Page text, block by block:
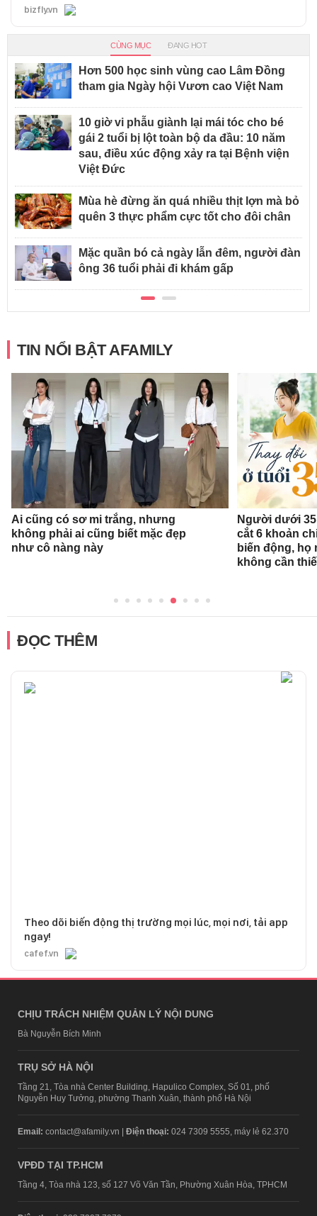
bizfly.vn
CÙNG MỤC ĐANG HOT
Hơn 500 học sinh vùng cao Lâm Đồng
tham gia Ngày hội Vươn cao Việt Nam
10 giờ vi phẫu giành lại mái tóc cho bé
gái 2 tuổi bị lột toàn bộ da đầu: 10 năm
sau, điều xúc động xảy ra tại Bệnh viện
Việt Đức
Mùa hè đừng ăn quá nhiều thịt lợn mà bỏ
quên 3 thực phẩm cực tốt cho đôi chân
Mặc quần bó cả ngày lẫn đêm, người đàn
ông 36 tuổi phải đi khám gấp
TIN NỔI BẬT AFAMILY
Ai cũng có sơ mi trắng, nhưng
không phải ai cũng biết mặc đẹp
như cô nàng này
Người dưới
cắt 6 khoản
biến động, họ
không cần
ĐỌC THÊM
Theo dõi biến động thị trường mọi lúc, mọi nơi, tải app
ngay!
cafef.vn
CHỊU TRÁCH NHIỆM QUẢN LÝ NỘI DUNG
Bà Nguyễn Bích Minh
TRỤ SỞ HÀ NỘI
Tầng 21, Tòa nhà Center Building, Hapulico Complex, Số 01, phố
Nguyễn Huy Tưởng, phường Thanh Xuân, thành phố Hà Nội
Email: contact@afamily.vn | Điện thoại: 024 7309 5555, máy lẻ 62.370
VPĐD TẠI TP.HCM
Tầng 4, Tòa nhà 123, số 127 Võ Văn Tần, Phường Xuân Hòa, TPHCM